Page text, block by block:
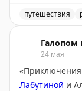
и какую
потомки?
Зачем
студентов и
занятий время?
❓Какую
путешествия
Галопом
24 мая
Лабутиной и